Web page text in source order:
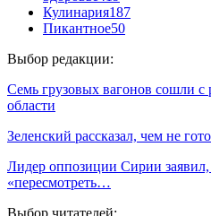
Кулинария187
Пикантное50
Выбор редакции:
Семь грузовых вагонов сошли с
области
Зеленский рассказал, чем не
Лидер оппозиции Сирии заявил,
«пересмотреть…
Выбор читателей: